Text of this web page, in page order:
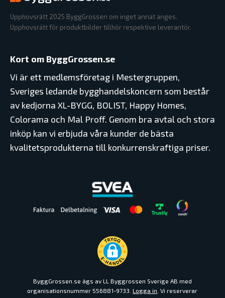
Upphovsrätt 2025 ByggGrossen om inget annat anges.
Upphovsrätt för produktbilder tillhör respektive leverantör.
Kort om ByggGrossen.se
Vi är ett medlemsföretag i Mestergruppen,
Sveriges ledande bygghandelskoncern som består
av kedjorna XL-BYGG, BOLIST, Happy Homes,
Colorama och Mal Proff. Genom bra avtal och stora
inköp kan vi erbjuda våra kunder de bästa
kvalitetsprodukterna till konkurrenskraftiga priser.
ByggGrossen.se ägs av LL Byggrossen Sverige AB med
organisationsnummer 556881-9733.Logga in . Vi reserverar